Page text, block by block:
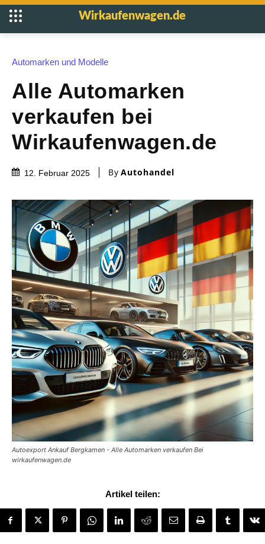
Wirkaufenwagen.de
Automarken und Modelle
Alle Automarken
verkaufen bei
Wirkaufenwagen.de
12. Februar 2025 By Autohandel
Autoexport Ankauf Bergkamen - Alle Automarken verkaufen Bei
wirkaufenwagen.de
Artikel teilen: